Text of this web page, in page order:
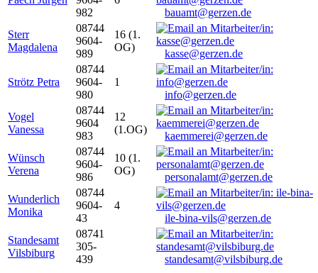
982
bauamt@gerzen.de
Sterr
Magdalena
08744
9604-
989
16 (1.
OG)
kasse@gerzen.de
Strötz Petra
08744
9604-
980
1
info@gerzen.de
Vogel
Vanessa
08744
9604
983
12
(1.OG)
kaemmerei@gerzen.de
Wünsch
Verena
08744
9604-
986
10 (1.
OG)
personalamt@gerzen.de
Wunderlich
Monika
08744
9604-
43
4
ile-bina-vils@gerzen.de
Standesamt
Vilsbiburg
08741
305-
439
standesamt@vilsbiburg.de